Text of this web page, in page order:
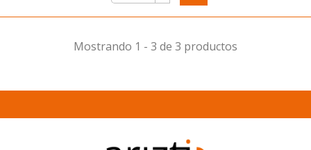
Mostrando 1 - 3 de 3 productos